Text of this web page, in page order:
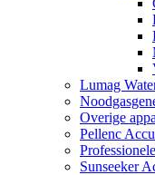
Lumag
Overige
Pellenc
Sunseeker